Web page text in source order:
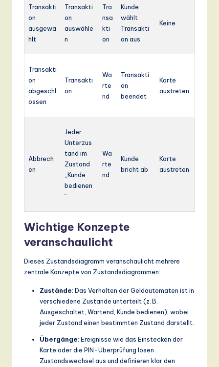
Transakti
on
ausgewä
hlt
Transakti
on
auswähle
n
Tra
nsa
kti
on
Kunde
wählt
Transakti
on aus
Keine
Transakti
on
abgeschl
ossen
Transakti
on
Wa
rte
nd
Transakti
on
beendet
Karte
austreten
Abbrech
en
Jeder
Unterzus
tand im
Zustand
„Kunde
bedienen
“
Wa
rte
nd
Kunde
bricht ab
Karte
austreten
Wichtige Konzepte
veranschaulicht
Dieses Zustandsdiagramm veranschaulicht mehrere
zentrale Konzepte von Zustandsdiagrammen:
Zustände: Das Verhalten der Geldautomaten ist in
verschiedene Zustände unterteilt (z. B.
Ausgeschaltet, Wartend, Kunde bedienen), wobei
jeder Zustand einen bestimmten Zustand darstellt.
Übergänge: Ereignisse wie das Einstecken der
Karte oder die PIN-Überprüfung lösen
Zustandswechsel aus und definieren klar den